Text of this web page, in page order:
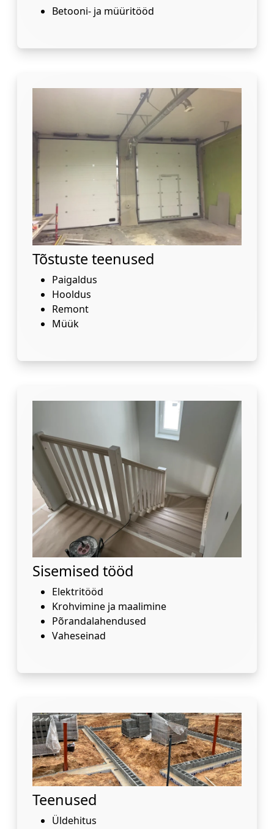
Betooni- ja müüritööd
Tõstuste teenused
Paigaldus
Hooldus
Remont
Müük
Sisemised tööd
Elektritööd
Krohvimine ja maalimine
Põrandalahendused
Vaheseinad
Teenused
Üldehitus